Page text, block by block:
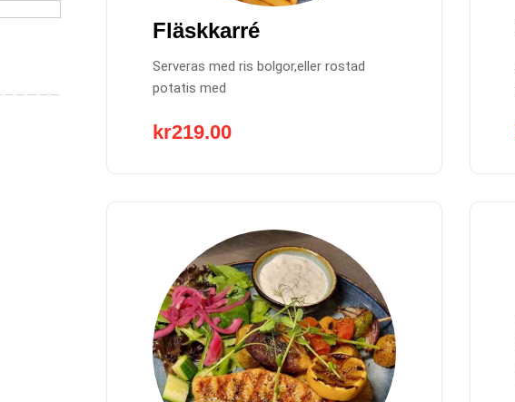
Fläskkarré
Serveras med ris bolgor,eller rostad
potatis med
kr219.00